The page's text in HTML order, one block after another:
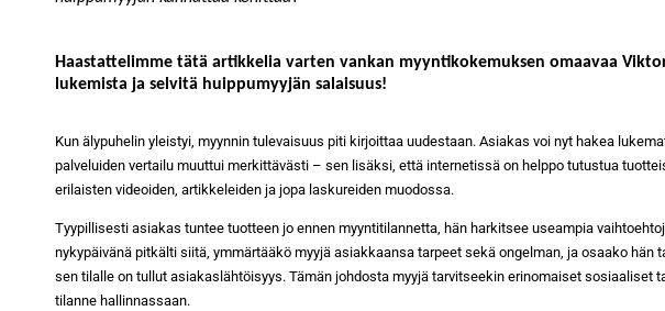
Haastattelimme tätä artikkelia varten vankan myyntikokemuksen omaavaa
lukemista ja selvitä huippumyyjän salaisuus!
Kun älypuhelin yleistyi, myynnin tulevaisuus piti kirjoittaa uudestaan. Asiakas voi nyt hakea
palveluiden vertailu muuttui merkittävästi – sen lisäksi, että internetissä on helppo tutustua
erilaisten videoiden, artikkeleiden ja jopa laskureiden muodossa.
Tyypillisesti asiakas tuntee tuotteen jo ennen myyntitilannetta, hän harkitsee useampia
nykypäivänä pitkälti siitä, ymmärtääkö myyjä asiakkaansa tarpeet sekä ongelman, ja osaako
sen tilalle on tullut asiakaslähtöisyys. Tämän johdosta myyjä tarvitseekin erinomaiset
tilanne hallinnassaan.